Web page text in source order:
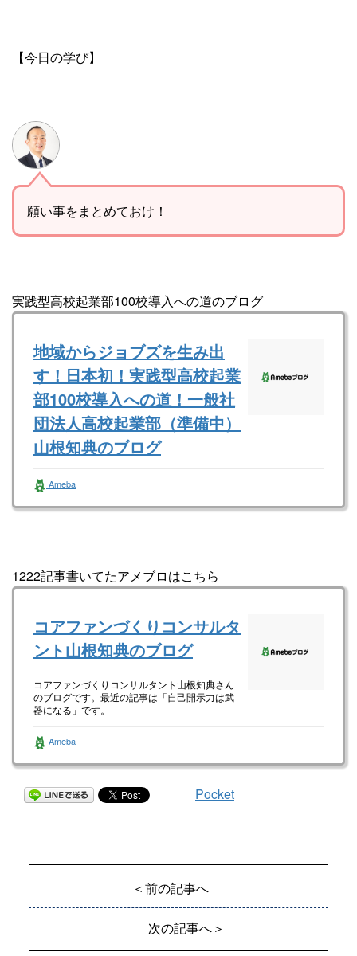
【今日の学び】
願い事をまとめておけ！
実践型高校起業部100校導入への道のブログ
地域からジョブズを生み出
す！日本初！実践型高校起業
部100校導入への道！一般社
団法人高校起業部（準備中）
山根知典のブログ
一般社団法人全国高校起業部（準備中） 山根
知典さんのブログです。最近の記事は「ゴール
は常に確認せよ！（画像あり）」です。
Ameba
1222記事書いてたアメブロはこちら
コアファンづくりコンサルタ
ント山根知典のブログ
コアファンづくりコンサルタント山根知典さん
のブログです。最近の記事は「自己開示力は武
器になる」です。
Ameba
Pocket
＜前の記事へ
次の記事へ＞